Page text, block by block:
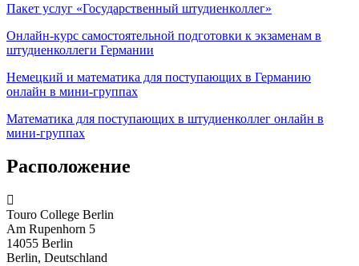
Пакет услуг «Государственный штудиенколлег»
Онлайн-курс самостоятельной подготовки к экзаменам в
штудиенколлеги Германии
Немецкий и математика для поступающих в Германию
онлайн в мини-группах
Математика для поступающих в штудиенколлег онлайн в
мини-группах
Расположение
Touro College Berlin
Am Rupenhorn 5
14055 Berlin
Berlin, Deutschland